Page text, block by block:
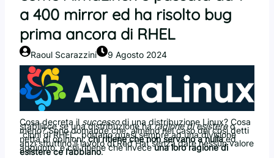
a 400 mirror ed ha risolto bug
prima ancora di RHEL
Raoul Scarazzini 9 Agosto 2024
Cosa decreta il successodi una distribuzione Linux? Cosa
stabilisce se una distribuzione haragione di esistereo
meno? Sono domande che, almeno nel caso dei così detti
“cloni di RHEL”, portano quasi sempre ad una divisione
netta di opinioni:chi ritiene che non servano a nullaed
anzi sfruttino il lavoro di Red Hat senza dare nessun valore
aggiunto, e chi ritiene che inveceuna loro ragione di
esistere ce l’abbiano.